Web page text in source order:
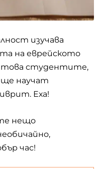
изучава
на еврейското
това студентите,
ще научат
Еха!
нещо
час!